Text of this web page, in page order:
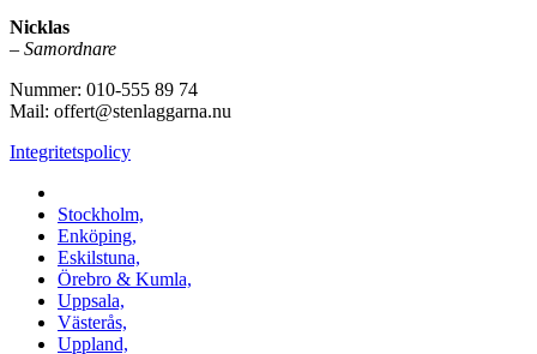
Nicklas
– Samordnare
Nummer: 010-555 89 74
Mail: offert@stenlaggarna.nu
Integritetspolicy
Stockholm,
Enköping,
Eskilstuna,
Örebro & Kumla,
Uppsala,
Västerås,
Uppland,